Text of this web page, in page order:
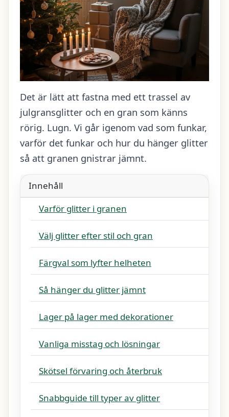
Det är lätt att fastna med ett trassel av
julgransglitter och en gran som känns
rörig. Lugn. Vi går igenom vad som funkar,
varför det funkar och hur du hänger glitter
så att granen gnistrar jämnt.
Innehåll
Varför glitter i granen
Välj glitter efter stil och gran
Färgval som lyfter helheten
Så hänger du glitter jämnt
Lager på lager med dekorationer
Vanliga misstag och lösningar
Skötsel förvaring och återbruk
Snabbguide till typer av glitter